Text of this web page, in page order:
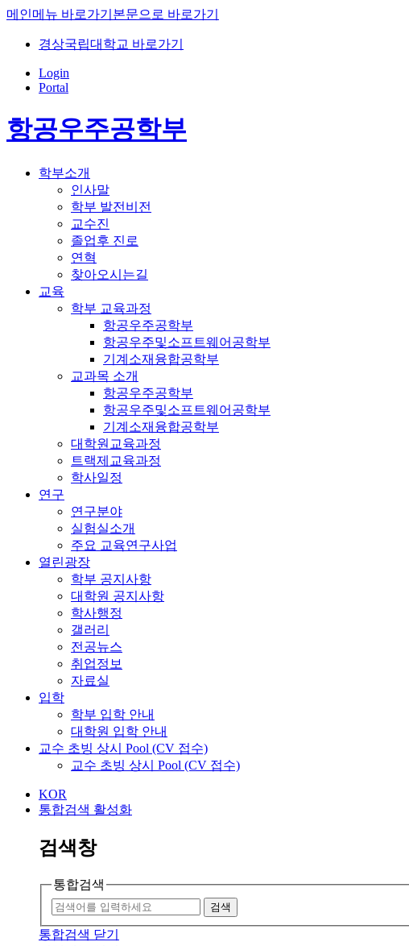
메인메뉴 바로가기 본문으로 바로가기
경상국립대학교 바로가기
Login
Portal
항공우주공학부
학부소개
인사말
학부 발전비전
교수진
졸업후 진로
연혁
찾아오시는길
교육
학부 교육과정
항공우주공학부
항공우주및소프트웨어공학부
기계소재융합공학부
교과목 소개
항공우주공학부
항공우주및소프트웨어공학부
기계소재융합공학부
대학원교육과정
트랙제교육과정
학사일정
연구
연구분야
실험실소개
주요 교육연구사업
열린광장
학부 공지사항
대학원 공지사항
학사행정
갤러리
전공뉴스
취업정보
자료실
입학
학부 입학 안내
대학원 입학 안내
교수 초빙 상시 Pool (CV 접수)
교수 초빙 상시 Pool (CV 접수)
KOR
통합검색 활성화
검색창
통합검색
검색
통합검색 닫기